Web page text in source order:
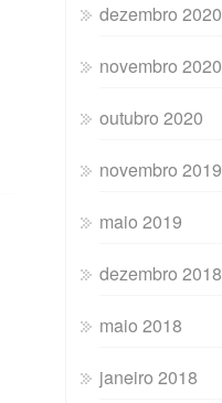
dezembro 2020
novembro 2020
outubro 2020
novembro 2019
maio 2019
dezembro 2018
maio 2018
janeiro 2018